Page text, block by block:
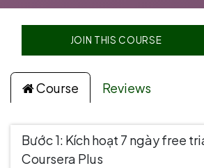
JOIN THIS COURSE
Course Reviews
Bước 1: Kích hoạt 7 ngày free
Coursera Plus